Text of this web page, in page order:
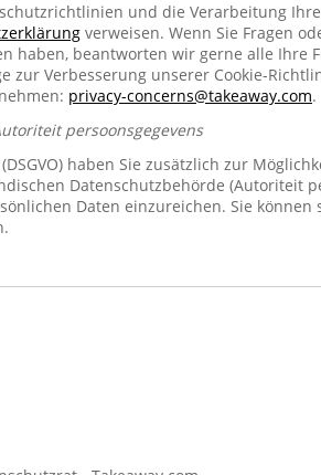
und die Verarbeitung
verweisen. Wenn Sie Fragen
haben, beantworten wir gerne alle Ihre
zur Verbesserung unserer Cookie-
privacy-concerns@takeaway.com.
persoonsgegevens
haben Sie zusätzlich zur
Datenschutzbehörde (Autoriteit
Daten einzureichen. Sie können